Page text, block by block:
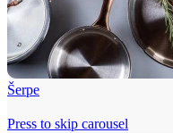
Šerpe
Press to skip carousel